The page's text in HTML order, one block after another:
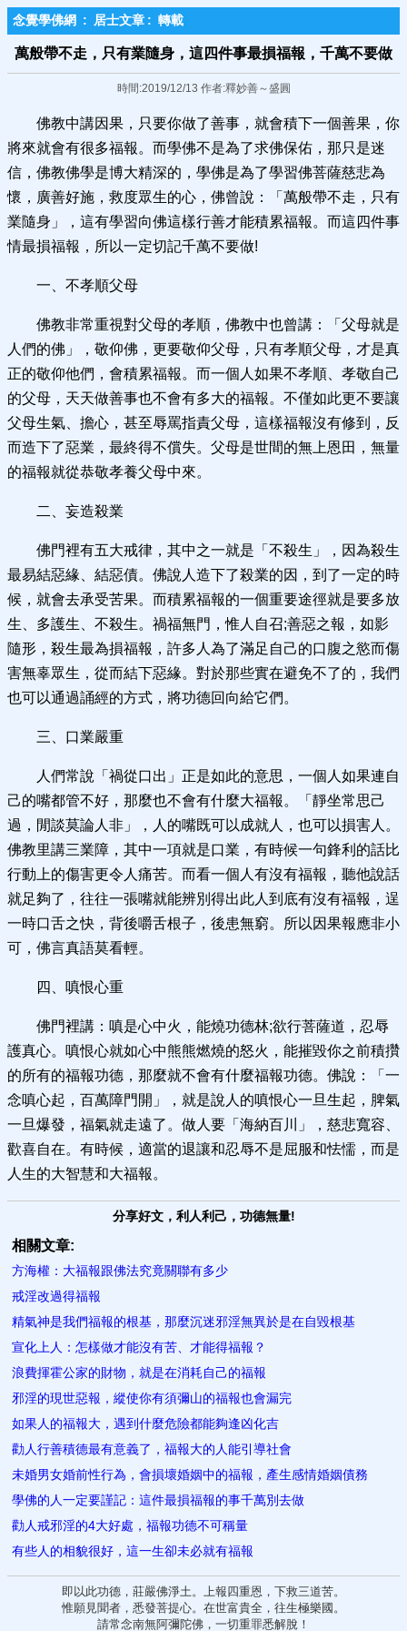
念覺學佛網 : 居士文章 : 轉載
萬般帶不走，只有業隨身，這四件事最損福報，千萬不要​做
時間:2019/12/13 作者:釋妙善～盛圓
佛教中講因果，只要你做了善事，就會積下一個善果，你
將來就會有很多福報。而學佛不是為了求佛保佑，那只是迷
信，佛教佛學是博大精深的，學佛是為了學習佛菩薩慈悲為
懷，廣善好施，救度眾生的心，佛曾說：「萬般帶不走，只有
業隨身」，這有學習向佛這樣行善才能積累福報。而這四件事
情最損福報，所以一定切記千萬不要做!
一、不孝順父母
佛教非常重視對父母的孝順，佛教中也曾講：「父母就是
人們的佛」，敬仰佛，更要敬仰父母，只有孝順父母，才是真
正的敬仰他們，會積累福報。而一個人如果不孝順、孝敬自己
的父母，天天做善事也不會有多大的福報。不僅如此更不要讓
父母生氣、擔心，甚至辱罵指責父母，這樣福報沒有修到，反
而造下了惡業，最終得不償失。父母是世間的無上恩田，無量
的福報就從恭敬孝養父母中來。
二、妄造殺業
佛門裡有五大戒律，其中之一就是「不殺生」，因為殺生
最易結惡緣、結惡債。佛說人造下了殺業的因，到了一定的時
候，就會去承受苦果。而積累福報的一個重要途徑就是要多放
生、多護生、不殺生。禍福無門，惟人自召;善惡之報，如影
隨形，殺生最為損福報，許多人為了滿足自己的口腹之慾而傷
害無辜眾生，從而結下惡緣。對於那些實在避免不了的，我們
也可以通過誦經的方式，將功德回向給它們。
三、口業嚴重
人們常說「禍從口出」正是如此的意思，一個人如果連自
己的嘴都管不好，那麼也不會有什麼大福報。「靜坐常思己
過，閒談莫論人非」，人的嘴既可以成就人，也可以損害人。
佛教里講三業障，其中一項就是口業，有時候一句鋒利的話比
行動上的傷害更令人痛苦。而看一個人有沒有福報，聽他說話
就足夠了，往往一張嘴就能辨別得出此人到底有沒有福報，逞
一時口舌之快，背後嚼舌根子，後患無窮。所以因果報應非小
可，佛言真語莫看輕。
四、嗔恨心重
佛門裡講：嗔是心中火，能燒功德林;欲行菩薩道，忍辱
護真心。嗔恨心就如心中熊熊燃燒的怒火，能摧毀你之前積攢
的所有的福報功德，那麼就不會有什麼福報功德。佛說：「一
念嗔心起，百萬障門開」，就是說人的嗔恨心一旦生起，脾氣
一旦爆發，福氣就走遠了。做人要「海納百川」，慈悲寬容、
歡喜自在。有時候，適當的退讓和忍辱不是屈服和怯懦，而是
人生的大智慧和大福報。
分享好文，利人利己，功德無量!
相關文章:
方海權：大福報跟佛法究竟關聯有多少
戒淫改過得福報
精氣神是我們福報的根基，那麼沉迷邪淫無異於是在自毀根基
宣化上人：怎樣做才能沒有苦、才能得福報？
浪費揮霍公家的財物，就是在消耗自己的福報
邪淫的現世惡報，縱使你有須彌山的福報也會漏完
如果人的福報大，遇到什麼危險都能夠逢凶化吉
勸人行善積德最有意義了，福報大的人能引導社會
未婚男女婚前性行為，會損壞婚姻中的福報，產生感情婚姻債務
學佛的人一定要謹記：這件最損福報的事千萬別去做
勸人戒邪淫的4大好處，福報功德不可稱量
有些人的相貌很好，這一生卻未必就有福報
即以此功德，莊嚴佛淨土。上報四重恩，下救三道苦。
惟願見聞者，悉發菩提心。在世富貴全，往生極樂國。
請常念南無阿彌陀佛，一切重罪悉解脫！